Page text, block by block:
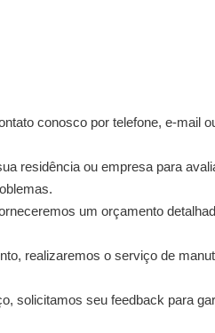
conosco por telefone, e-mail
residência ou empresa para
um orçamento
realizaremos o serviço de
solicitamos seu feedback para